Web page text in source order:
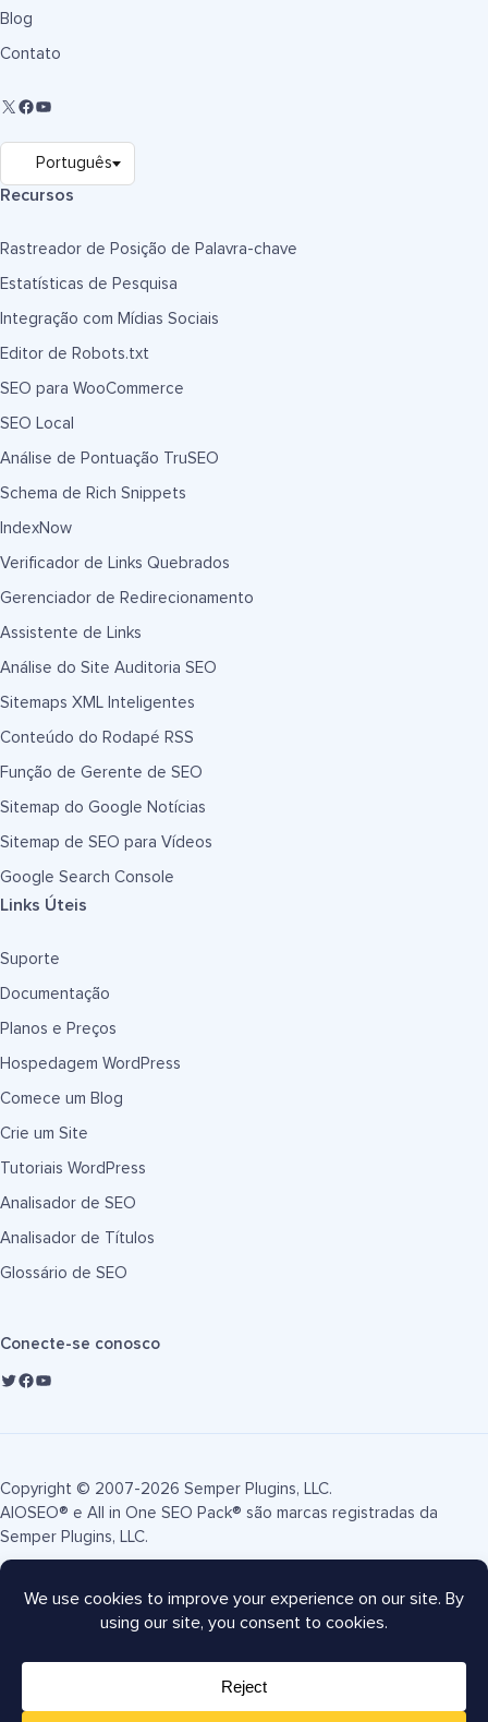
Blog
Contato
Recursos
Rastreador de Posição de Palavra-chave
Estatísticas de Pesquisa
Integração com Mídias Sociais
Editor de Robots.txt
SEO para WooCommerce
SEO Local
Análise de Pontuação TruSEO
Schema de Rich Snippets
IndexNow
Verificador de Links Quebrados
Gerenciador de Redirecionamento
Assistente de Links
Análise do Site Auditoria SEO
Sitemaps XML Inteligentes
Conteúdo do Rodapé RSS
Função de Gerente de SEO
Sitemap do Google Notícias
Sitemap de SEO para Vídeos
Google Search Console
Links Úteis
Suporte
Documentação
Planos e Preços
Hospedagem WordPress
Comece um Blog
Crie um Site
Tutoriais WordPress
Analisador de SEO
Analisador de Títulos
Glossário de SEO
Conecte-se conosco
Copyright © 2007-2026 Semper Plugins, LLC.
AIOSEO® e All in One SEO Pack® são marcas registradas da
Semper Plugins, LLC.
Termos de Serviço Política de Privacidade
Divulgação FTC
Mapa do site
Cupom AIOSEO